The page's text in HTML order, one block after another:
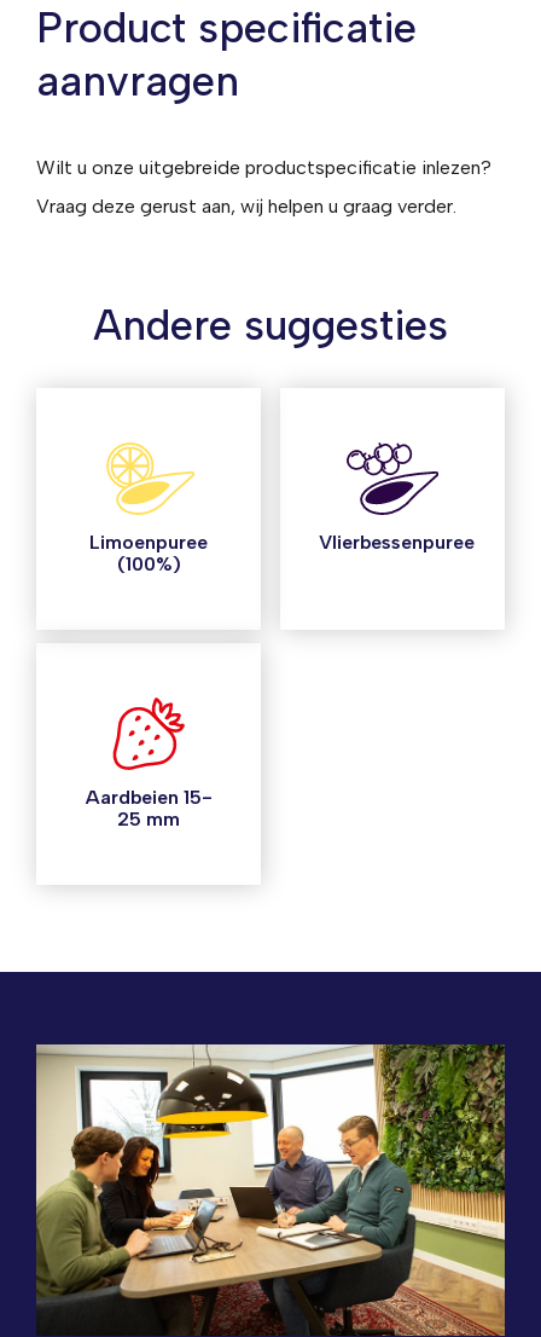
Product specificatie
aanvragen
Wilt u onze uitgebreide productspecificatie inlezen?
Vraag deze gerust aan, wij helpen u graag verder.
Andere suggesties
Limoenpuree
(100%)
Vlierbessenpuree
Aardbeien 15-
25 mm